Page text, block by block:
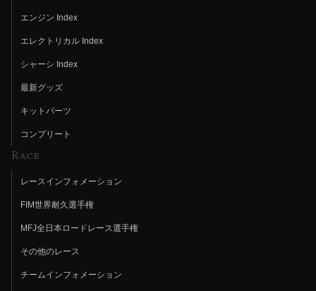
エンジン Index
エレクトリカル Index
シャーシ Index
最新グッズ
キットパーツ
コンプリート
Race
レースインフォメーション
FIM世界耐久選手権
MFJ全日本ロードレース選手権
その他のレース
チームインフォメーション